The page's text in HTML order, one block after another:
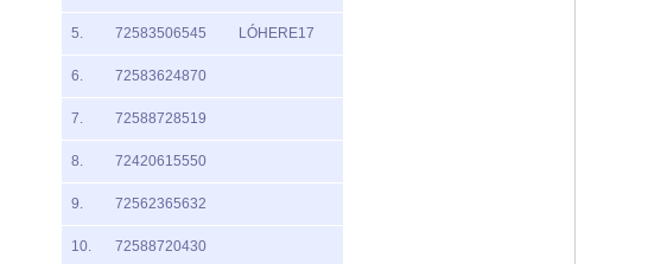
5. 72583506545 LÓHERE17
6. 72583624870
7. 72588728519
8. 72420615550
9. 72562365632
10. 72588720430